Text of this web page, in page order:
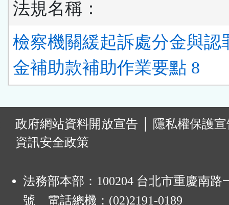
法規名稱：
檢察機關緩起訴處分金與認
金補助款補助作業要點 8
政府網站資料開放宣告
隱私權保護
資訊安全政策
法務部本部：100204 台北市重慶南路
號 電話總機：(02)2191-0189